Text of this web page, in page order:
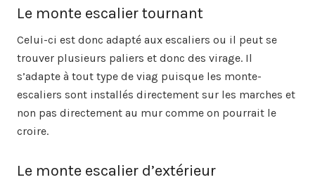
Le monte escalier tournant
Celui-ci est donc adapté aux escaliers ou il peut se
trouver plusieurs paliers et donc des virage. Il
s’adapte à tout type de viag puisque les monte-
escaliers sont installés directement sur les marches et
non pas directement au mur comme on pourrait le
croire.
Le monte escalier d’extérieur